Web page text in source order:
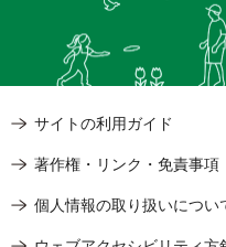
サイトの利用ガイド
著作権・リンク・免責事項
個人情報の取り扱いについ